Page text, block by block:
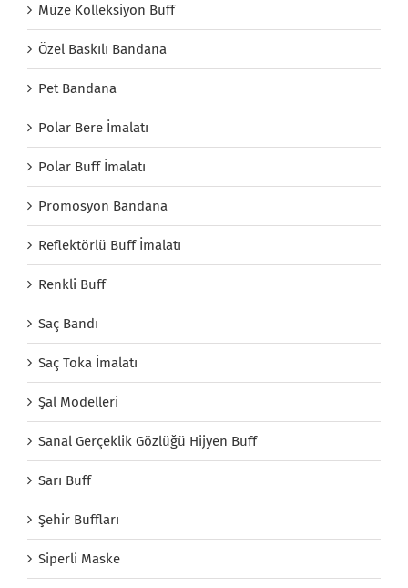
Müze Kolleksiyon Buff
Özel Baskılı Bandana
Pet Bandana
Polar Bere İmalatı
Polar Buff İmalatı
Promosyon Bandana
Reflektörlü Buff İmalatı
Renkli Buff
Saç Bandı
Saç Toka İmalatı
Şal Modelleri
Sanal Gerçeklik Gözlüğü Hijyen Buff
Sarı Buff
Şehir Buffları
Siperli Maske